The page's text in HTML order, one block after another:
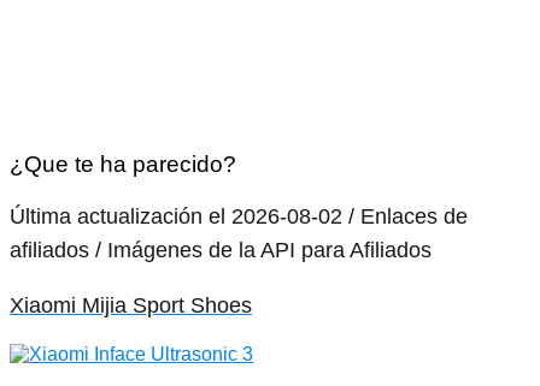
¿Que te ha parecido?
Última actualización el 2026-08-02 / Enlaces de
afiliados / Imágenes de la API para Afiliados
Xiaomi Mijia Sport Shoes